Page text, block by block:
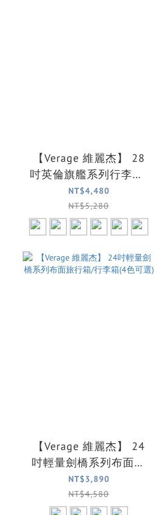
【Verage 維麗杰】 28
吋英倫旗艦系列行李箱/
旅行箱(6色可選)
NT$4,480
NT$5,280
【Verage 維麗杰】 24
吋輕量劍橋系列布面旅
行箱/行李箱(4色可選)
NT$3,890
NT$4,580